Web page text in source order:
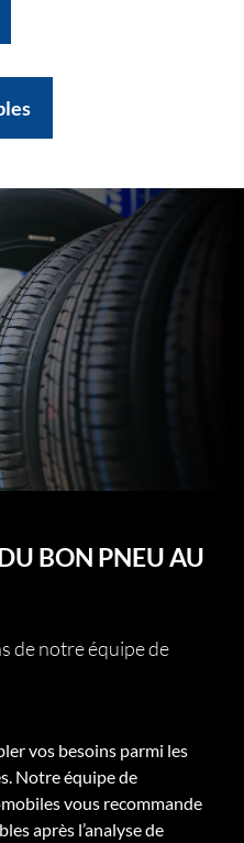
BON PNEU AU
de notre équipe de
vos besoins parmi les
Notre équipe de
vous recommande
après l’analyse de